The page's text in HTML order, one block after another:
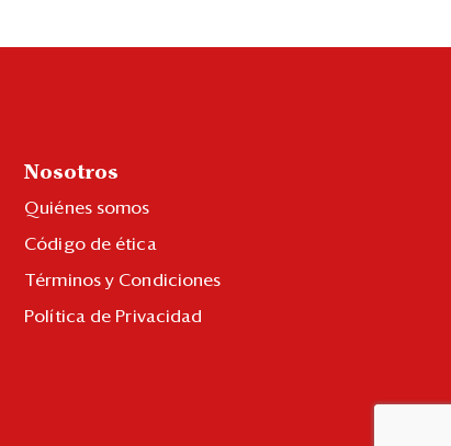
Nosotros
Quiénes somos
Código de ética
Términos y Condiciones
Política de Privacidad